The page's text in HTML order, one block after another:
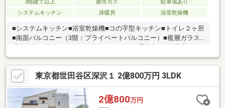
3階建て以上 都市ガス
駐車場あり
システムキッチン
床暖房 浴室乾燥機
■システムキッチン■浴室乾燥機■コの字型キッチン■トイレ２ヶ所
■南面バルコニー（3階：プライベートバルコニー）■複層ガラス■
ーリング■電動シャッター付カーポート■３階建以上■都市ガス■床
暖房■食器洗乾燥機■浄水器
東京都世田谷区深沢１ 2億800万円 3LDK
2億800万円